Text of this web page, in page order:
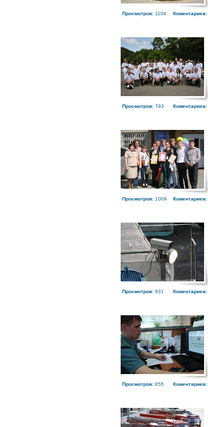
Просмотров: 1104 Коментариев:
Просмотров: 793 Коментариев:
Просмотров: 1009 Коментариев:
Просмотров: 931 Коментариев:
Просмотров: 855 Коментариев: